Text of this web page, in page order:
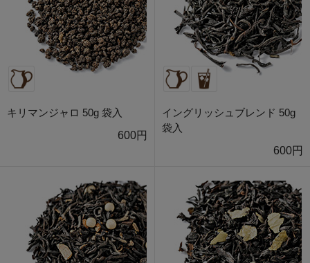
キリマンジャロ 50g 袋入
600円
イングリッシュブレンド 50g
袋入
600円